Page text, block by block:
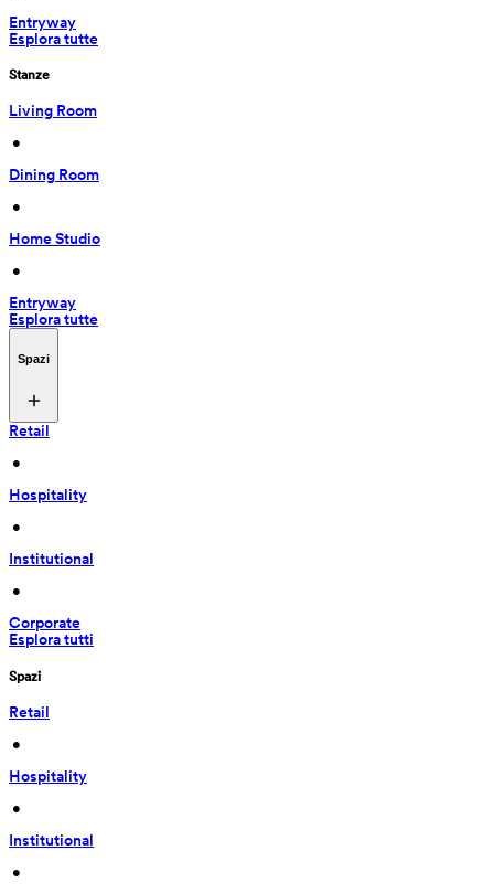
Entryway
Esplora tutte
Stanze
Living Room
•
Dining Room
•
Home Studio
•
Entryway
Esplora tutte
Spazi
Retail
•
Hospitality
•
Institutional
•
Corporate
Esplora tutti
Spazi
Retail
•
Hospitality
•
Institutional
•